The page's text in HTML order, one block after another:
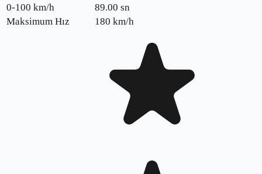
0-100 km/h
89.00 sn
Maksimum Hız
180 km/h